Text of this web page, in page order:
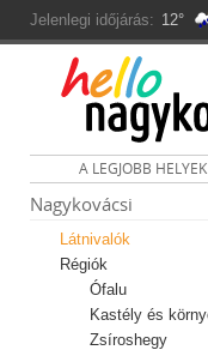
Jelenlegi időjárás: 12°
A LEGJOBB HELYEK
Nagykovácsi
Látnivalók
Régiók
Ófalu
Kastély és
Zsíroshegy